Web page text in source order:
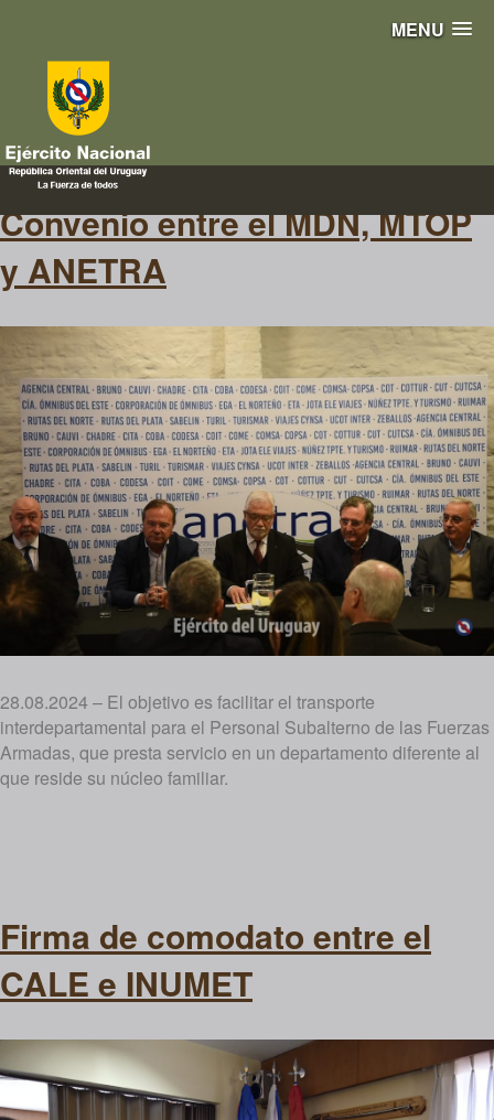
MENU
firma
Convenio entre el MDN, MTOP
y ANETRA
28.08.2024 – El objetivo es facilitar el transporte
interdepartamental para el Personal Subalterno de las Fuerzas
Armadas, que presta servicio en un departamento diferente al
que reside su núcleo familiar.
Firma de comodato entre el
CALE e INUMET